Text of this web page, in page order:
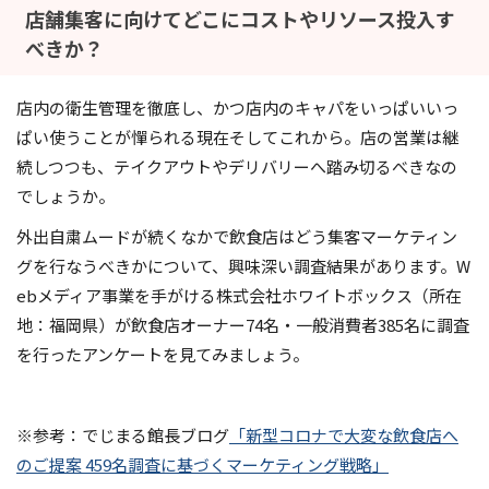
店舗集客に向けてどこにコストやリソース投入す
べきか？
店内の衛生管理を徹底し、かつ店内のキャパをいっぱいいっ
ぱい使うことが憚られる現在そしてこれから。店の営業は継
続しつつも、テイクアウトやデリバリーへ踏み切るべきなの
でしょうか。
外出自粛ムードが続くなかで飲食店はどう集客マーケティン
グを行なうべきかについて、興味深い調査結果があります。W
ebメディア事業を手がける株式会社ホワイトボックス（所在
地：福岡県）が飲食店オーナー74名・一般消費者385名に調査
を行ったアンケートを見てみましょう。
※参考：でじまる館長ブログ 「新型コロナで大変な飲食店へ
のご提案 459名調査に基づくマーケティング戦略」